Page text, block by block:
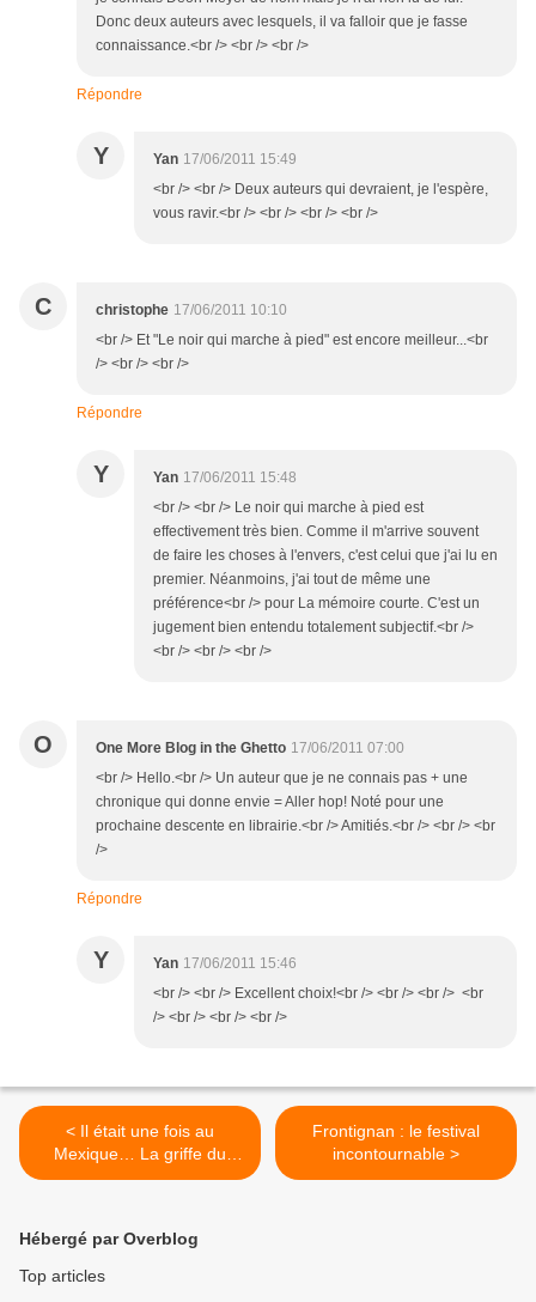
Donc deux auteurs avec lesquels, il va falloir que je fasse
connaissance.<br /> <br /> <br />
Répondre
Y Yan 17/06/2011 15:49
<br /> <br /> Deux auteurs qui devraient, je l'espère,
vous ravir.<br /> <br /> <br /> <br />
C christophe 17/06/2011 10:10
<br /> Et "Le noir qui marche à pied" est encore meilleur...<br
/> <br /> <br />
Répondre
Y Yan 17/06/2011 15:48
<br /> <br /> Le noir qui marche à pied est
effectivement très bien. Comme il m'arrive souvent
de faire les choses à l'envers, c'est celui que j'ai lu en
premier. Néanmoins, j'ai tout de même une
préférence<br /> pour La mémoire courte. C'est un
jugement bien entendu totalement subjectif.<br />
<br /> <br /> <br />
O One More Blog in the Ghetto 17/06/2011 07:00
<br /> Hello.<br /> Un auteur que je ne connais pas + une
chronique qui donne envie = Aller hop! Noté pour une
prochaine descente en librairie.<br /> Amitiés.<br /> <br /> <br
/>
Répondre
Y Yan 17/06/2011 15:46
<br /> <br /> Excellent choix!<br /> <br /> <br /> <br
/> <br /> <br /> <br />
< Il était une fois au
Mexique… La griffe du
chien, de Don Winslow
Frontignan : le festival
incontournable >
Hébergé par Overblog
Top articles